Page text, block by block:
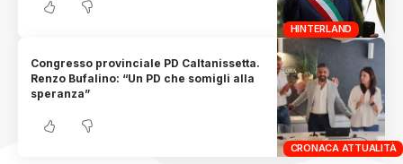
HINTERLAND
CRONACA ATTUALITÀ
Congresso provinciale PD Caltanissetta.
Renzo Bufalino: “Un PD che somigli alla
speranza”